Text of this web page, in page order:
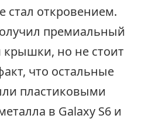
стал откровением.
премиальный
крышки, но не стоит
что остальные
пластиковыми
в Galaxy S6 и